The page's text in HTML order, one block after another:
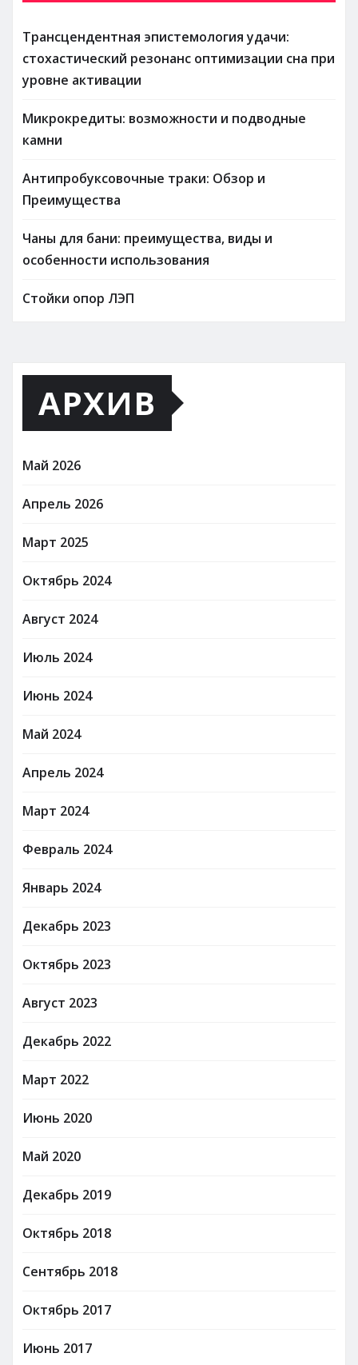
Трансцендентная эпистемология удачи:
стохастический резонанс оптимизации сна при
уровне активации
Микрокредиты: возможности и подводные
камни
Антипробуксовочные траки: Обзор и
Преимущества
Чаны для бани: преимущества, виды и
особенности использования
Стойки опор ЛЭП
АРХИВ
Май 2026
Апрель 2026
Март 2025
Октябрь 2024
Август 2024
Июль 2024
Июнь 2024
Май 2024
Апрель 2024
Март 2024
Февраль 2024
Январь 2024
Декабрь 2023
Октябрь 2023
Август 2023
Декабрь 2022
Март 2022
Июнь 2020
Май 2020
Декабрь 2019
Октябрь 2018
Сентябрь 2018
Октябрь 2017
Июнь 2017